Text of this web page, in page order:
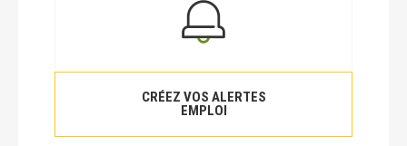
CRÉEZ VOS ALERTES
EMPLOI